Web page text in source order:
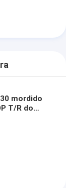
mordido
T/R do